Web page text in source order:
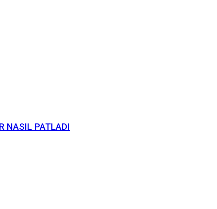
NASIL PATLADI